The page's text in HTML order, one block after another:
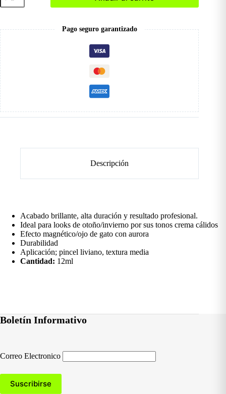
Ojo
Aurora
Boreal
cantidad
Pago seguro garantizado
Descripción
Acabado brillante, alta duración y resultado profesional.
Ideal para looks de otoño/invierno por sus tonos crema cálidos
Efecto magnético/ojo de gato con aurora
Durabilidad
Aplicación; pincel liviano, textura media
Cantidad: 12ml
Boletín Informativo
Correo Electronico